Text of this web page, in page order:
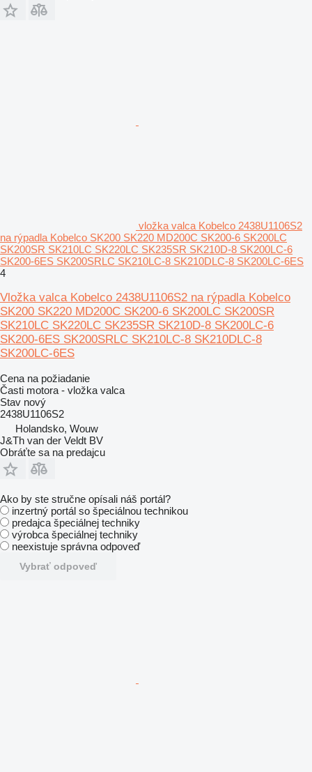
vložka valca Kobelco 2438U1106S2
na rýpadla Kobelco SK200 SK220 MD200C SK200-6 SK200LC
SK200SR SK210LC SK220LC SK235SR SK210D-8 SK200LC-6
SK200-6ES SK200SRLC SK210LC-8 SK210DLC-8 SK200LC-6ES
4
Vložka valca Kobelco 2438U1106S2 na rýpadla Kobelco
SK200 SK220 MD200C SK200-6 SK200LC SK200SR
SK210LC SK220LC SK235SR SK210D-8 SK200LC-6
SK200-6ES SK200SRLC SK210LC-8 SK210DLC-8
SK200LC-6ES
Cena na požiadanie
Časti motora - vložka valca
Stav nový
2438U1106S2
Holandsko, Wouw
J&Th van der Veldt BV
Obráťte sa na predajcu
Ako by ste stručne opísali náš portál?
inzertný portál so špeciálnou technikou
predajca špeciálnej techniky
výrobca špeciálnej techniky
neexistuje správna odpoveď
Vybrať odpoveď